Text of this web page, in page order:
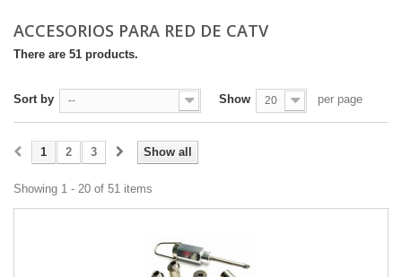
ACCESORIOS PARA RED DE CATV
There are 51 products.
Sort by -- Show 20 per page
Show all
1 2 3
Showing 1 - 20 of 51 items